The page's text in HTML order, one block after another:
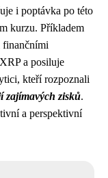
i poptávka po této
kurzu. Příkladem
finančními
a posiluje
kteří rozpoznali
zajímavých zisků.
a perspektivní